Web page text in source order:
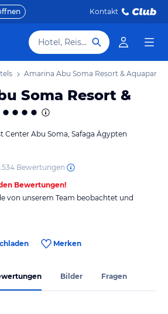
Kontakt
Hotel, Reiseziel
Amarina Abu Soma Resort & Aquapark
Soma Resort &
Center Abu Soma, Safaga Ägypten
Bewertungen
Bewertungen!
von unserem Team beobachtet und
Merken
Bilder Fragen